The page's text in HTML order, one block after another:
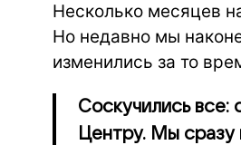
Несколько месяцев
Но недавно мы
изменились за то
Соскучились все:
Центру. Мы сразу